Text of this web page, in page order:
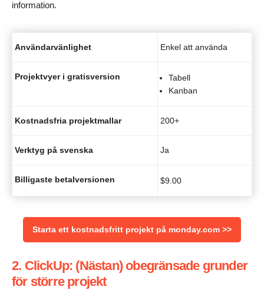
information.
Användarvänlighet Enkel att använda
Projektvyer i gratisversion
Tabell
Kanban
Kostnadsfria projektmallar 200+
Verktyg på svenska Ja
Billigaste betalversionen $9.00
Starta ett kostnadsfritt projekt på monday.com >>
2. ClickUp: (Nästan) obegränsade grunder
för större projekt